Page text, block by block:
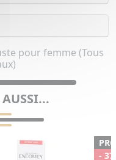
pour femme (Tous
-